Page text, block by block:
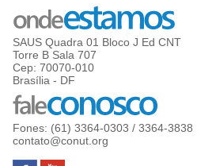
SAUS Quadra 01 Bloco J Ed CNT
Torre B Sala 707
Cep: 70070-010
Brasília - DF
Fones: (61) 3364-0303 / 3364-3838
contato@conut.org